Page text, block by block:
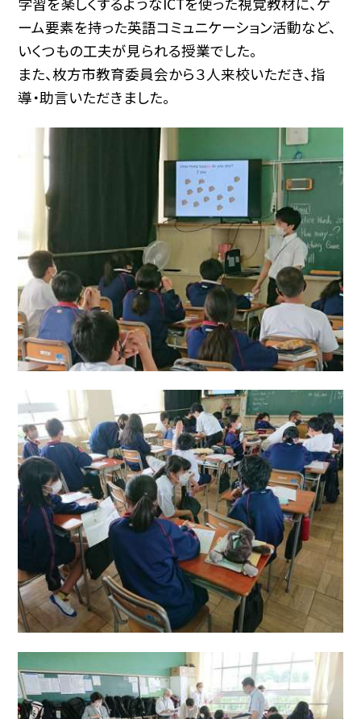
ーム要素を持った英語コミュニケーション活動など、
いくつもの工夫が見られる授業でした。
また、枚方市教育委員会から３人来校いただき、指
導・助言いただきました。